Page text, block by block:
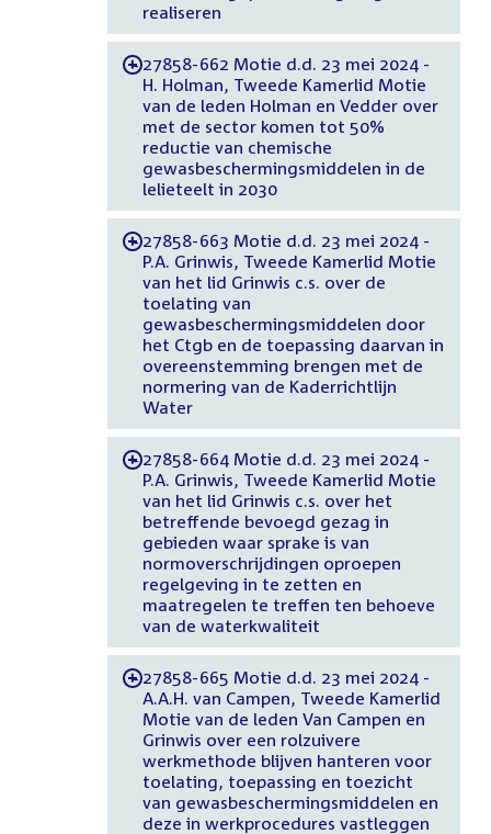
realiseren
-27858-662 Motie d.d. 23 mei 2024 -
H. Holman, Tweede Kamerlid Motie
van de leden Holman en Vedder over
met de sector komen tot 50%
reductie van chemische
gewasbeschermingsmiddelen in de
lelieteelt in 2030
-27858-663 Motie d.d. 23 mei 2024 -
P.A. Grinwis, Tweede Kamerlid Motie
van het lid Grinwis c.s. over de
toelating van
gewasbeschermingsmiddelen door
het Ctgb en de toepassing daarvan in
overeenstemming brengen met de
normering van de Kaderrichtlijn
Water
-27858-664 Motie d.d. 23 mei 2024 -
P.A. Grinwis, Tweede Kamerlid Motie
van het lid Grinwis c.s. over het
betreffende bevoegd gezag in
gebieden waar sprake is van
normoverschrijdingen oproepen
regelgeving in te zetten en
maatregelen te treffen ten behoeve
van de waterkwaliteit
-27858-665 Motie d.d. 23 mei 2024 -
A.A.H. van Campen, Tweede Kamerlid
Motie van de leden Van Campen en
Grinwis over een rolzuivere
werkmethode blijven hanteren voor
toelating, toepassing en toezicht
van gewasbeschermingsmiddelen en
deze in werkprocedures vastleggen